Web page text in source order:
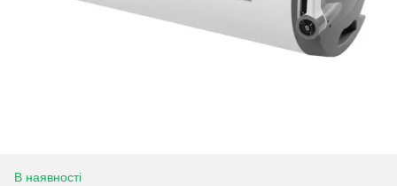
В наявності